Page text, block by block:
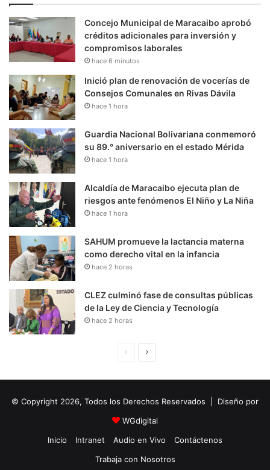
Concejo Municipal de Maracaibo aprobó
créditos adicionales para inversión y
compromisos laborales
hace 6 minutos
Inició plan de renovación de vocerías de
Consejos Comunales en Rivas Dávila
hace 1 hora
Guardia Nacional Bolivariana conmemoró
su 89.° aniversario en el estado Mérida
hace 1 hora
Alcaldía de Maracaibo ejecuta plan de
riesgos ante fenómenos El Niño y La Niña
hace 1 hora
SAHUM promueve la lactancia materna
como derecho vital en la infancia
hace 2 horas
CLEZ culminó fase de consultas públicas
de la Ley de Ciencia y Tecnología
hace 2 horas
i
n
a
u
i
e
© Copyright 2026, Todos los Derechos Reservados | Diseño por
WGdigital
Inicio
Intranet Audio en Vivo
Contáctenos
Trabaja con Nosotros